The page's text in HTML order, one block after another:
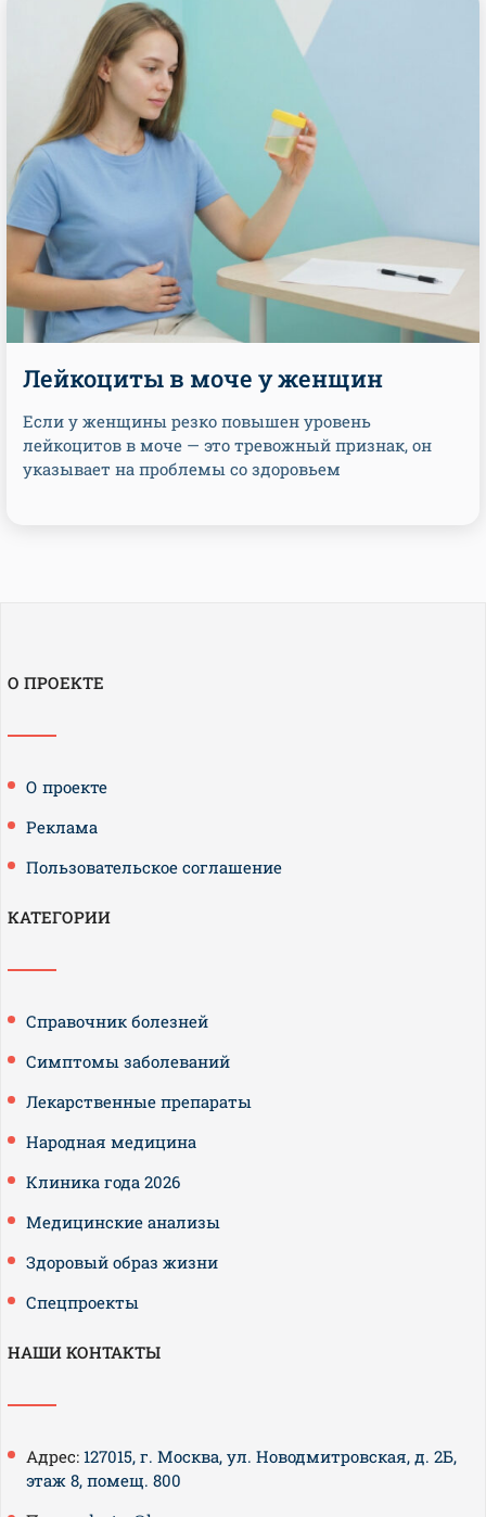
Лейкоциты в моче у женщин
Если у женщины резко повышен уровень
лейкоцитов в моче — это тревожный признак, он
указывает на проблемы со здоровьем
О ПРОЕКТЕ
О проекте
Реклама
Пользовательское соглашение
КАТЕГОРИИ
Справочник болезней
Симптомы заболеваний
Лекарственные препараты
Народная медицина
Клиника года 2026
Медицинские анализы
Здоровый образ жизни
Спецпроекты
НАШИ КОНТАКТЫ
Адрес: 127015, г. Москва, ул. Новодмитровская, д. 2Б,
этаж 8, помещ. 800